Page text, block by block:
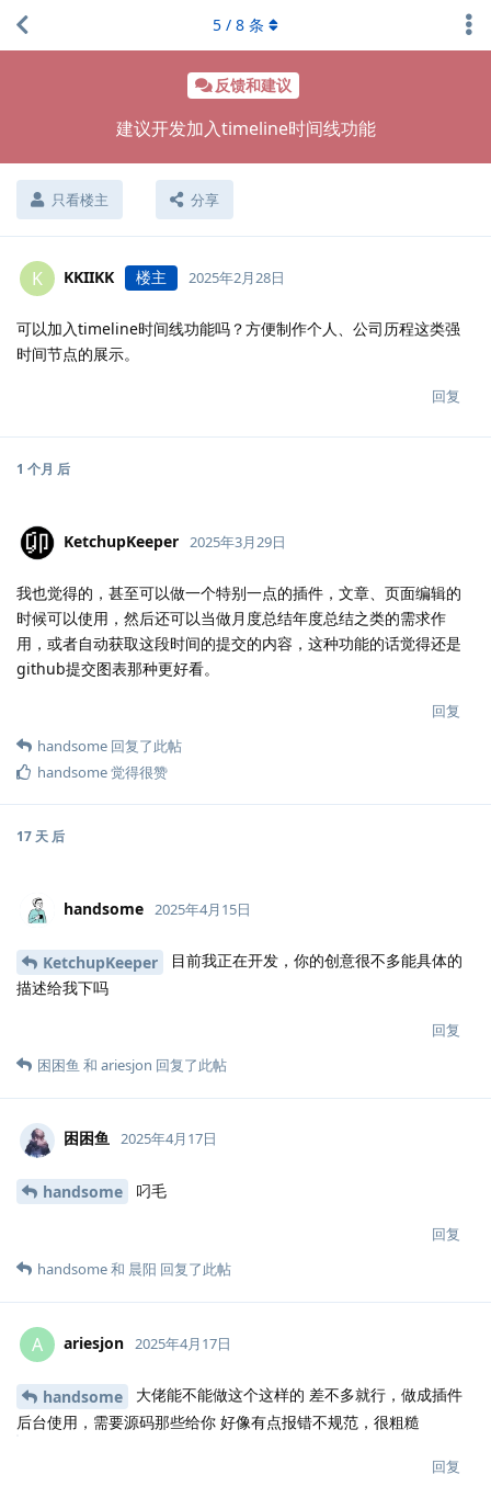
反馈和建议
建议开发加入timeline时间线功能
只看楼主 分享
5 / 8 条
K KKIIKK 楼主 2025年2月28日
可以加入timeline时间线功能吗？方便制作个人、公司历程这类强
时间节点的展示。
回复
1 个月 后
KetchupKeeper 2025年3月29日
我也觉得的，甚至可以做一个特别一点的插件，文章、页面编辑的
时候可以使用，然后还可以当做月度总结年度总结之类的需求作
用，或者自动获取这段时间的提交的内容，这种功能的话觉得还是
github提交图表那种更好看。
回复
handsome 回复了此帖
handsome觉得很赞
17 天 后
handsome 2025年4月15日
KetchupKeeper
目前我正在开发，你的创意很不多能具体的
描述给我下吗
回复
困困鱼 和 ariesjon 回复了此帖
困困鱼 2025年4月17日
handsome 叼毛
回复
handsome和 晨阳 回复了此帖
A ariesjon 2025年4月17日
handsome
大佬能不能做这个这样的 差不多就行，做成插件
后台使用，需要源码那些给你 好像有点报错不规范，很粗糙
回复